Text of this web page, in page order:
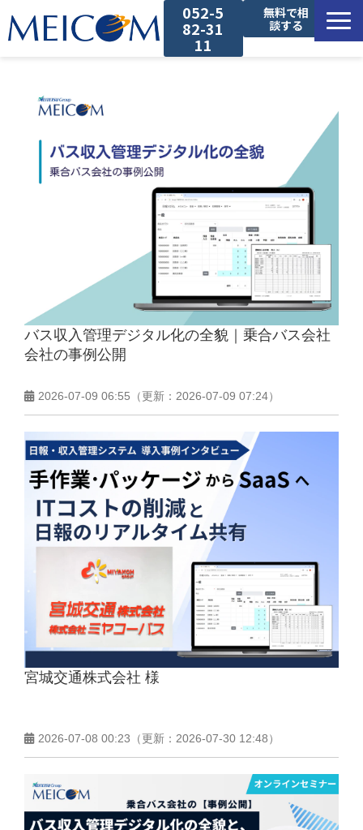
052-5
82-31
11
無料で相
談する
セミナー
バス収入管理デジタル化の全貌｜乗合バス会社
会社の事例公開
2026-07-09 06:55 （更新： 2026-07-09 07:24）
宮城交通株式会社 様
2026-07-08 00:23 （更新： 2026-07-30 12:48）